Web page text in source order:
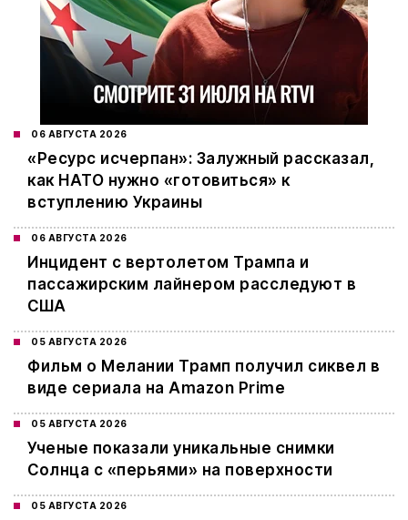
06 АВГУСТА 2026
«Ресурс исчерпан»: Залужный рассказал,
как НАТО нужно «готовиться» к
вступлению Украины
06 АВГУСТА 2026
Инцидент с вертолетом Трампа и
пассажирским лайнером расследуют в
США
05 АВГУСТА 2026
Фильм о Мелании Трамп получил сиквел в
виде сериала на Amazon Prime
05 АВГУСТА 2026
Ученые показали уникальные снимки
Солнца с «перьями» на поверхности
05 АВГУСТА 2026